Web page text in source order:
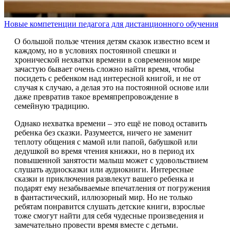
Новые компетенции педагога для дистанционного обучения
О большой пользе чтения детям сказок известно всем и
каждому, но в условиях постоянной спешки и
хронической нехватки времени в современном мире
зачастую бывает очень сложно найти время, чтобы
посидеть с ребенком над интересной книгой, и не от
случая к случаю, а делая это на постоянной основе или
даже превратив такое времяпрепровождение в
семейную традицию.
Однако нехватка времени – это ещё не повод оставить
ребенка без сказки. Разумеется, ничего не заменит
теплоту общения с мамой или папой, бабушкой или
дедушкой во время чтения книжки, но в период их
повышенной занятости малыш может с удовольствием
слушать аудиосказки или аудиокниги. Интересные
сказки и приключения развлекут вашего ребенка и
подарят ему незабываемые впечатления от погружения
в фантастический, иллюзорный мир. Но не только
ребятам понравится слушать детские книги, взрослые
тоже смогут найти для себя чудесные произведения и
замечательно провести время вместе с детьми.